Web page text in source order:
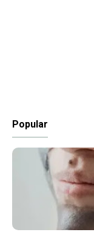
Popular